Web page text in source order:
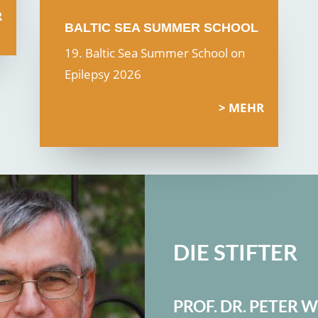
BALTIC SEA SUMMER SCHOOL
19. Baltic Sea Summer School on
Epilepsy 2026
MEHR
DIE STIFTER
PROF. DR. PETER